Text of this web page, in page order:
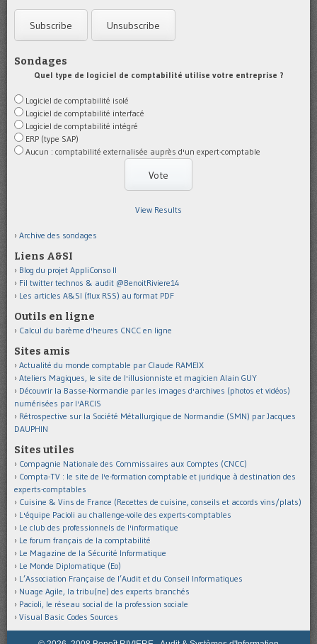
Sondages
Quel type de logiciel de comptabilité utilise votre entreprise ?
Logiciel de comptabilité isolé
Logiciel de comptabilité interfacé
Logiciel de comptabilité intégré
ERP (type SAP)
Aucun : comptabilité externalisée auprès d'un expert-comptable
View Results
Archive des sondages
Liens A&SI
Blog du projet AppliConso II
Fil twitter technos & audit @BenoitRiviere14
Les articles A&SI (flux RSS) au format PDF
Outils en ligne
Calcul du barème d'heures CNCC en ligne
Sites amis
Actualité du monde comptable par Claude RAMEIX
Ateliers Magiques, le site de l'illusionniste et magicien Alain GUY
Découvrir la Basse-Normandie par les images d'archives (photos et vidéos)
numérisées par l'ARCIS
Rétrospective sur la Société Métallurgique de Normandie (SMN) par Jacques
DAUPHIN
Sites utiles
Compagnie Nationale des Commissaires aux Comptes (CNCC)
Compta-TV : le site de l'e-formation comptable et juridique à destination des
experts-comptables
Cuisine & Vins de France (Recettes de cuisine, conseils et accords vins/plats)
L'équipe Pacioli au challenge-voile des experts-comptables
Le club des professionnels de l'informatique
Le forum français de la comptabilité
Le Magazine de la Sécurité Informatique
Le Monde Diplomatique (Eo)
L’Association Française de l’Audit et du Conseil Informatiques
Nuage Agile, la tribu(ne) des experts branchés
Pacioli, le réseau social de la profession sociale
Visual Basic Codes Sources